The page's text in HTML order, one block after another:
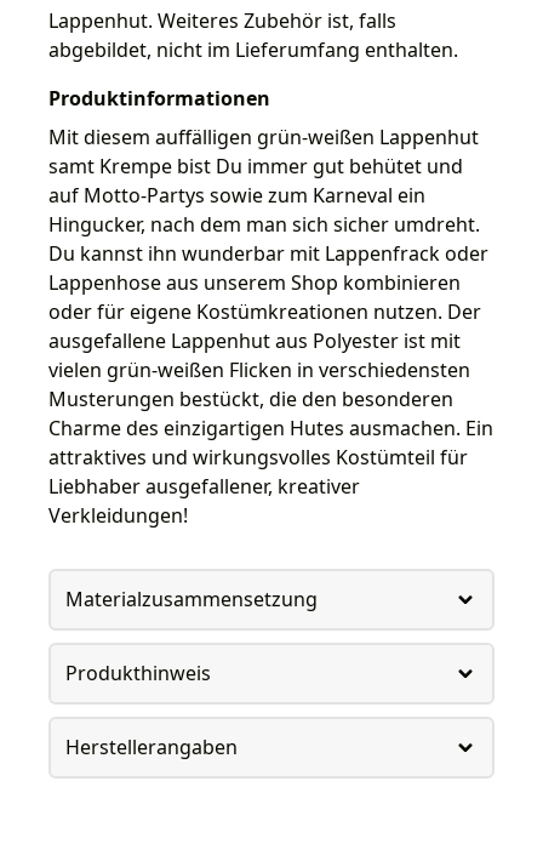
Lappenhut. Weiteres Zubehör ist, falls
abgebildet, nicht im Lieferumfang enthalten.
Produktinformationen
Mit diesem auffälligen grün-weißen Lappenhut
samt Krempe bist Du immer gut behütet und
auf Motto-Partys sowie zum Karneval ein
Hingucker, nach dem man sich sicher umdreht.
Du kannst ihn wunderbar mit Lappenfrack oder
Lappenhose aus unserem Shop kombinieren
oder für eigene Kostümkreationen nutzen. Der
ausgefallene Lappenhut aus Polyester ist mit
vielen grün-weißen Flicken in verschiedensten
Musterungen bestückt, die den besonderen
Charme des einzigartigen Hutes ausmachen. Ein
attraktives und wirkungsvolles Kostümteil für
Liebhaber ausgefallener, kreativer
Verkleidungen!
Materialzusammensetzung
Produkthinweis
Herstellerangaben